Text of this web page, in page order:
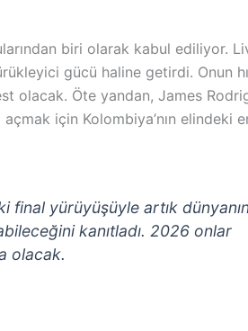
biri olarak kabul ediliyor.
gücü haline getirdi. Onun
olacak. Öte yandan, James
için Kolombiya’nın elindeki
final yürüyüşüyle artık
kanıtladı. 2026 onlar
olacak.